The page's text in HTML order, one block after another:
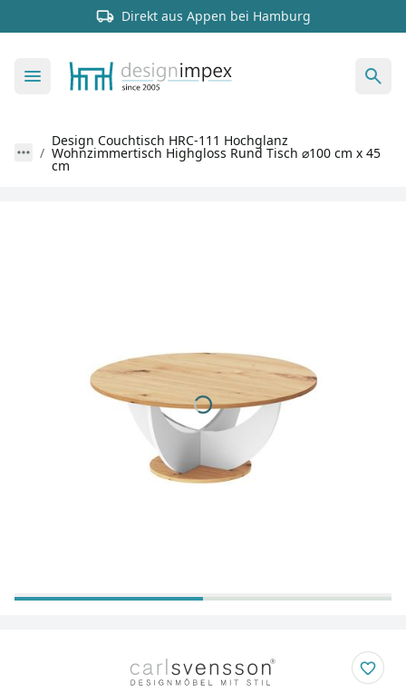
Direkt aus Appen bei Hamburg
Design Couchtisch HRC-111 Hochglanz
Wohnzimmertisch Highgloss Rund Tisch ⌀100 cm x 45
cm